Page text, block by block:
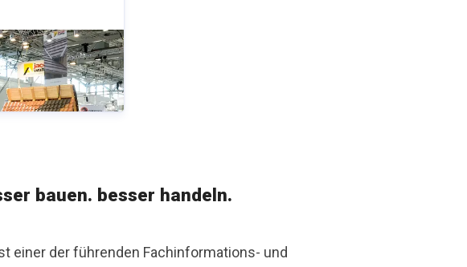
bauen. besser handeln.
einer der führenden Fachinformations- und